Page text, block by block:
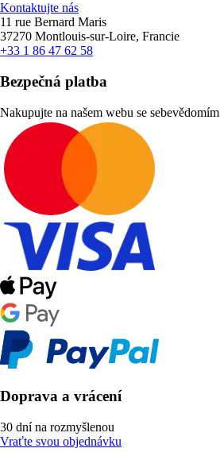
Kontaktujte nás
11 rue Bernard Maris
37270 Montlouis-sur-Loire, Francie
+33 1 86 47 62 58
Bezpečná platba
Nakupujte na našem webu se sebevědomím
Doprava a vrácení
30 dní na rozmyšlenou
Vraťte svou objednávku